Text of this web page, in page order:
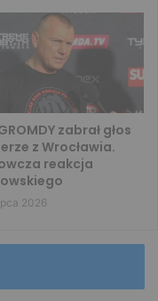
zabrał głos
z Wrocławia.
reakcja
2026